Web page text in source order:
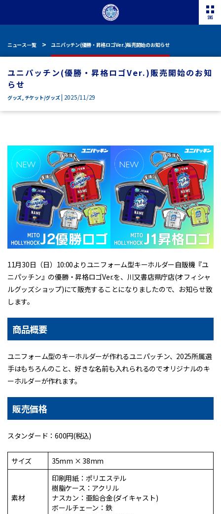
ニュース一覧 ユニパッチン(優勝・昇格ロゴVer.)販売開始のお知らせ
ユニパッチン(優勝・昇格ロゴVer.)販売開始のお知
らせ
グッズ, チケット/グッズ| 2025/11/29
11月30日（日）10:00よりユニフォーム型キーホルダー自販機『ユ
ニパッチン』の優勝・昇格ロゴVer.を、川又書店県庁店(オフィシャ
ルグッズショップ)にて販売することになりましたので、お知らせ致
します。
商品概要
ユニフォーム型のキーホルダーが作れるユニパッチン、2025所属選
手はもちろんのこと、好きな名前も入れられるのでオリジナルのキ
ーホルダーが作れます。
販売価格
スタンダード：600円(税込)
サイズ 35mm × 38mm
素材
印刷用紙：ポリエステル
樹脂ケース：アクリル
ナスカン：亜鉛合金(ダイキャスト)
ボールチェーン：鉄